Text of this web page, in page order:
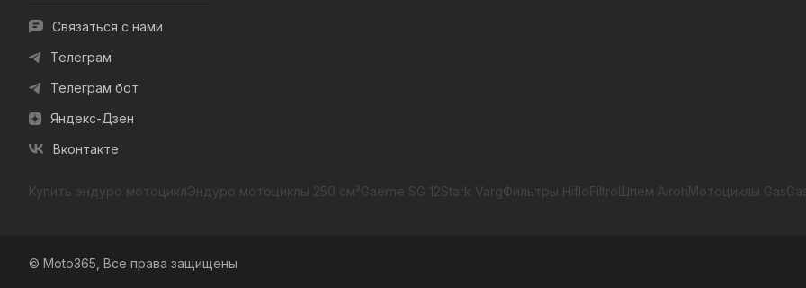
Связаться с нами
Телеграм
Телеграм бот
Яндекс-Дзен
Вконтакте
Купить эндуро мотоциклЭндуро мотоциклы 250 см³Gaerne SG 12Stark VargФильтры HifloFiltroШлем AirohМотоциклы
© Moto365, Все права защищены